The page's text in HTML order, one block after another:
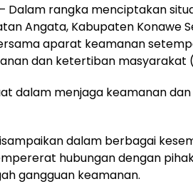
– Dalam rangka menciptakan
Angata, Kabupaten Konawe
aparat keamanan
dan ketertiban masyarakat
dalam menjaga keamanan
dalam berbagai
hubungan dengan
gangguan keamanan.